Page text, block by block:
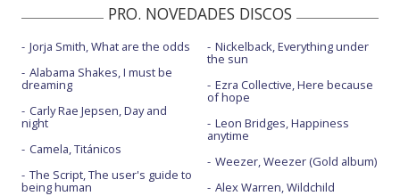
PRO. NOVEDADES DISCOS
Jorja Smith, What are the odds
Alabama Shakes, I must be
dreaming
Carly Rae Jepsen, Day and
night
Camela, Titánicos
The Script, The user's guide to
being human
Nickelback, Everything under
the sun
Ezra Collective, Here because
of hope
Leon Bridges, Happiness
anytime
Weezer, Weezer (Gold album)
Alex Warren, Wildchild